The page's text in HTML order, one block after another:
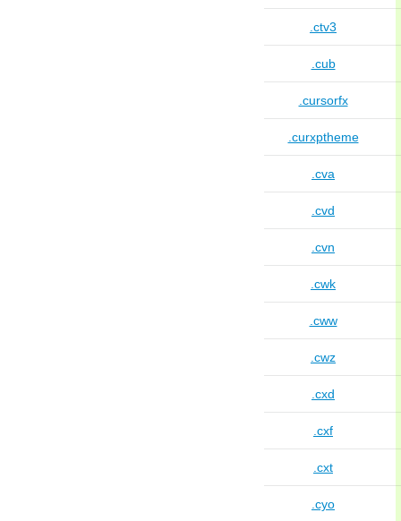
.ctv3
.cub
.cursorfx
.curxptheme
.cva
.cvd
.cvn
.cwk
.cww
.cwz
.cxd
.cxf
.cxt
.cyo